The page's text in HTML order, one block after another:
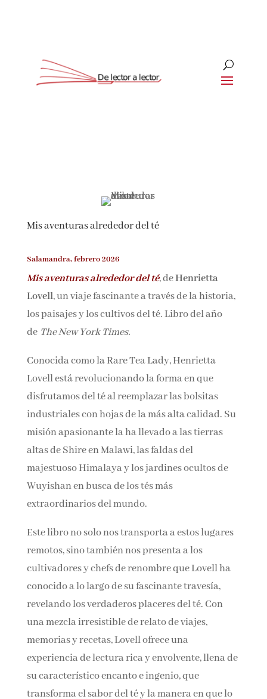
Mis aventuras alrededor del té
Salamandra, febrero 2026
Mis aventuras alrededor del té, deHenrietta
Lovell, un viaje fascinante a través de la
historia, los paisajes y los cultivos del té. Libro
del año deThe New York Times.
Conocida como la Rare Tea Lady, Henrietta
Lovell está revolucionando la forma en que
disfrutamos del té al reemplazar las bolsitas
industriales con hojas de la más alta calidad.
Su misión apasionante la ha llevado a las
tierras altas de Shire en Malawi, las faldas del
majestuoso Himalaya y los jardines ocultos de
Wuyishan en busca de los tés más
extraordinarios del mundo.
Este libro no solo nos transporta a estos
lugares remotos, sino también nos presenta a
los cultivadores y chefs de renombre que Lovell
ha conocido a lo largo de su fascinante
travesía, revelando los verdaderos placeres del
té. Con una mezcla irresistible de relato de
viajes, memorias y recetas, Lovell ofrece una
experiencia de lectura rica y envolvente, llena
de su característico encanto e ingenio, que
transforma el sabor del té y la manera en que lo
Suscríbete
Únete a nuestra comunidad de amantes de la
Nombre*
Email*
Por favor, acepta lostérminos y condiciones
de privacidad